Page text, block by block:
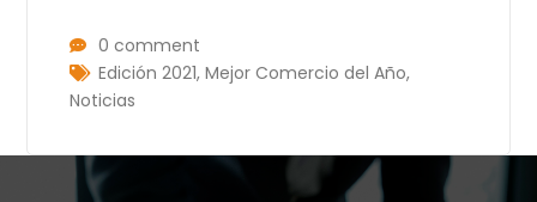
0 comment
Edición 2021,Mejor Comercio del Año,
Noticias